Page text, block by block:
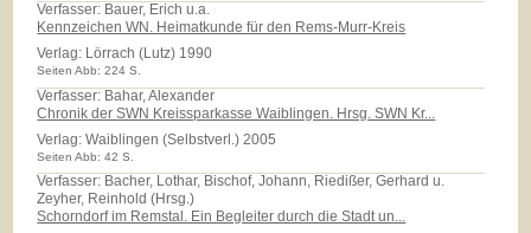
Verfasser: Bauer, Erich u.a.
Kennzeichen WN. Heimatkunde für den Rems-Murr-Kreis
Verlag: Lörrach (Lutz) 1990
Seiten Abb: 224 S.
Verfasser: Bahar, Alexander
Chronik der SWN Kreissparkasse Waiblingen. Hrsg. SWN Kr...
Verlag:Waiblingen (Selbstverl.) 2005
Seiten Abb: 42 S.
Verfasser: Bacher, Lothar, Bischof, Johann, Riedißer, Gerhard u.
Zeyher, Reinhold (Hrsg.)
Schorndorf im Remstal. Ein Begleiter durch die Stadt un...